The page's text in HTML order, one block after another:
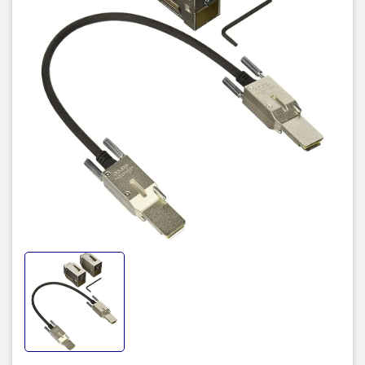
STACK-T2-3M
Distance between stack switches
Short range limited to
3 m (10 ft)
Stack ports 2x 40 Gbps
Number of switches in stack
Cisco IOS Software release required
Compatible with 3650 LAN Base